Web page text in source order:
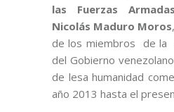
las Fuerzas
Nicolás Maduro Moros
de los miembros de la
del Gobierno
de lesa humanidad
año 2013 hasta el